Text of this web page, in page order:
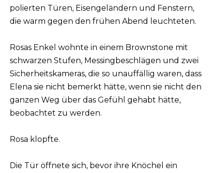
polierten Türen, Eisengeländern und Fenstern,
die warm gegen den frühen Abend leuchteten.
Rosas Enkel wohnte in einem Brownstone mit
schwarzen Stufen, Messingbeschlägen und zwei
Sicherheitskameras, die so unauffällig waren, dass
Elena sie nicht bemerkt hätte, wenn sie nicht den
ganzen Weg über das Gefühl gehabt hätte,
beobachtet zu werden.
Rosa klopfte.
Die Tür öffnete sich, bevor ihre Knöchel ein